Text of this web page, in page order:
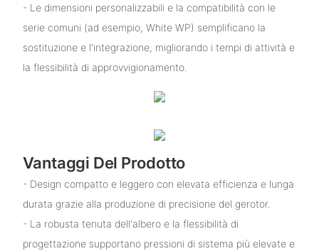
- Le dimensioni personalizzabili e la compatibilità con le
serie comuni (ad esempio, White WP) semplificano la
sostituzione e l'integrazione, migliorando i tempi di attività e
la flessibilità di approvvigionamento.
Vantaggi Del Prodotto
- Design compatto e leggero con elevata efficienza e lunga
durata grazie alla produzione di precisione del gerotor.
- La robusta tenuta dell'albero e la flessibilità di
progettazione supportano pressioni di sistema più elevate e